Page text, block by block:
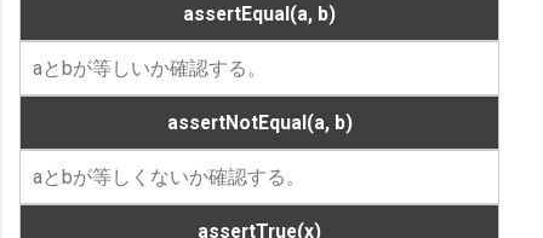
assertEqual(a, b)
aとbが等しいか確認する。
assertNotEqual(a, b)
aとbが等しくないか確認する。
assertTrue(x)